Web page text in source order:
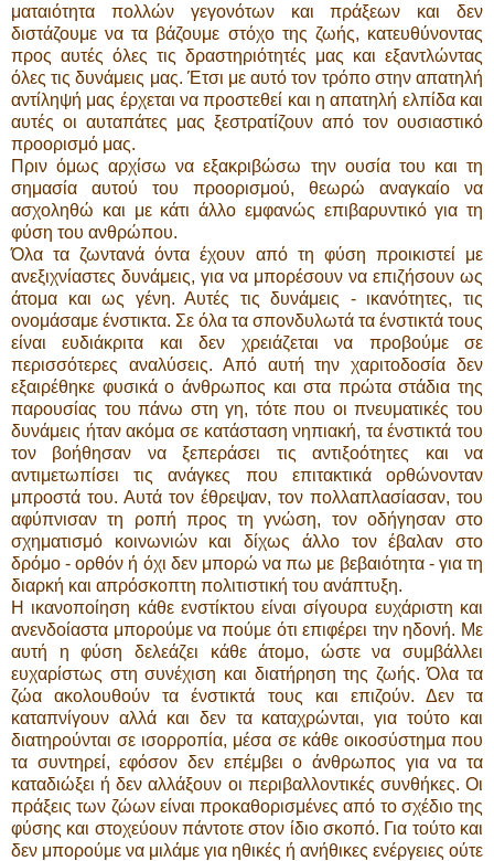
ματαιότητα πολλών γεγονότων και πράξεων και δεν
διστάζουμε να τα βάζουμε στόχο της ζωής, κατευθύνοντας
προς αυτές όλες τις δραστηριότητές μας και εξαντλώντας
όλες τις δυνάμεις μας. Έτσι με αυτό τον τρόπο στην απατηλή
αντίληψή μας έρχεται να προστεθεί και η απατηλή ελπίδα και
αυτές οι αυταπάτες μας ξεστρατίζουν από τον ουσιαστικό
προορισμό μας.
Πριν όμως αρχίσω να εξακριβώσω την ουσία του και τη
σημασία αυτού του προορισμού, θεωρώ αναγκαίο να
ασχοληθώ και με κάτι άλλο εμφανώς επιβαρυντικό για τη
φύση του ανθρώπου.
Όλα τα ζωντανά όντα έχουν από τη φύση προικιστεί με
ανεξιχνίαστες δυνάμεις, για να μπορέσουν να επιζήσουν ως
άτομα και ως γένη. Αυτές τις δυνάμεις - ικανότητες, τις
ονομάσαμε ένστικτα. Σε όλα τα σπονδυλωτά τα ένστικτά τους
είναι ευδιάκριτα και δεν χρειάζεται να προβούμε σε
περισσότερες αναλύσεις. Από αυτή την χαριτοδοσία δεν
εξαιρέθηκε φυσικά ο άνθρωπος και στα πρώτα στάδια της
παρουσίας του πάνω στη γη, τότε που οι πνευματικές του
δυνάμεις ήταν ακόμα σε κατάσταση νηπιακή, τα ένστικτά του
τον βοήθησαν να ξεπεράσει τις αντιξοότητες και να
αντιμετωπίσει τις ανάγκες που επιτακτικά ορθώνονταν
μπροστά του. Αυτά τον έθρεψαν, τον πολλαπλασίασαν, του
αφύπνισαν τη ροπή προς τη γνώση, τον οδήγησαν στο
σχηματισμό κοινωνιών και δίχως άλλο τον έβαλαν στο
δρόμο - ορθόν ή όχι δεν μπορώ να πω με βεβαιότητα - για τη
διαρκή και απρόσκοπτη πολιτιστική του ανάπτυξη.
Η ικανοποίηση κάθε ενστίκτου είναι σίγουρα ευχάριστη και
ανενδοίαστα μπορούμε να πούμε ότι επιφέρει την ηδονή. Με
αυτή η φύση δελεάζει κάθε άτομο, ώστε να συμβάλλει
ευχαρίστως στη συνέχιση και διατήρηση της ζωής. Όλα τα
ζώα ακολουθούν τα ένστικτά τους και επιζούν. Δεν τα
καταπνίγουν αλλά και δεν τα καταχρώνται, για τούτο και
διατηρούνται σε ισορροπία, μέσα σε κάθε οικοσύστημα που
τα συντηρεί, εφόσον δεν επέμβει ο άνθρωπος για να τα
καταδιώξει ή δεν αλλάξουν οι περιβαλλοντικές συνθήκες. Οι
πράξεις των ζώων είναι προκαθορισμένες από το σχέδιο της
φύσης και στοχεύουν πάντοτε στον ίδιο σκοπό. Για τούτο και
δεν μπορούμε να μιλάμε για ηθικές ή ανήθικες ενέργειες ούτε